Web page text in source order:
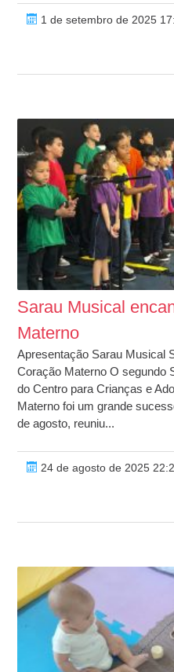
1 de setembro de 2025
Sarau Musical
Materno
Apresentação Sarau Musical
Coração Materno O segundo
do Centro para Crianças e
Materno foi um grande
de agosto, reuniu...
24 de agosto de 2025